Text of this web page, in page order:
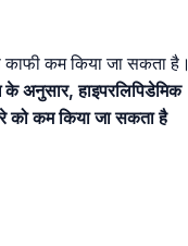
कम किया जा सकता है।
के अनुसार, हाइपरलिपिडेमिक
को कम किया जा सकता है